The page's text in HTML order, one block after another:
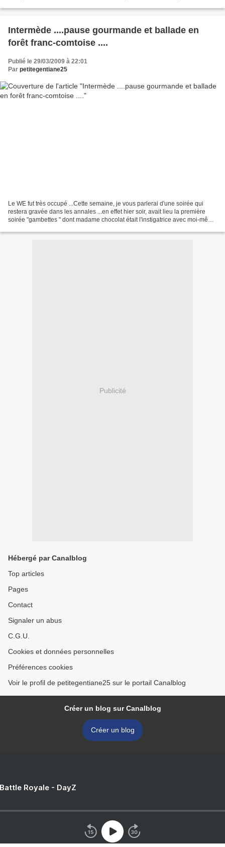
Intermède ....pause gourmande et ballade en
forêt franc-comtoise ....
Publié le 29/03/2009 à 22:01
Par petitegentiane25
Le WE fut très occupé ...Cette semaine, je vous parlerai d'une soirée qui
restera gravée dans les annales ...en effet hier soir, avait lieu la première
soirée "gambettes " dont madame chocolat était l'instigatrice avec moi-même
Publicité
Hébergé par Canalblog
Top articles
Pages
Contact
Signaler un abus
C.G.U.
Cookies et données personnelles
Préférences cookies
Voir le profil de petitegentiane25 sur le portail Canalblog
Créer un blog sur Canalblog
Créer un blog
Royale - DayZ